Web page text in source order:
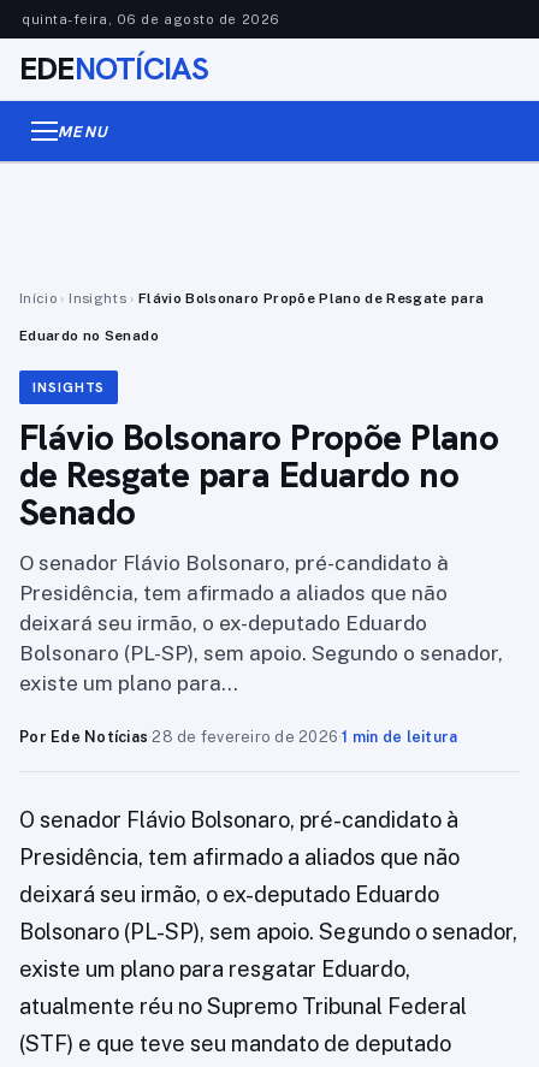
quinta-feira, 06 de agosto de 2026
EDENOTÍCIAS
MENU
Início › Insights › Flávio Bolsonaro Propõe Plano de Resgate para
Eduardo no Senado
INSIGHTS
Flávio Bolsonaro Propõe Plano
de Resgate para Eduardo no
Senado
O senador Flávio Bolsonaro, pré-candidato à
Presidência, tem afirmado a aliados que não
deixará seu irmão, o ex-deputado Eduardo
Bolsonaro (PL-SP), sem apoio. Segundo o senador,
existe um plano para…
Por Ede Notícias·28 de fevereiro de 2026·1 min de leitura
O senador Flávio Bolsonaro, pré-candidato à
Presidência, tem afirmado a aliados que não
deixará seu irmão, o ex-deputado Eduardo
Bolsonaro (PL-SP), sem apoio. Segundo o senador,
existe um plano para resgatar Eduardo,
atualmente réu no Supremo Tribunal Federal
(STF) e que teve seu mandato de deputado